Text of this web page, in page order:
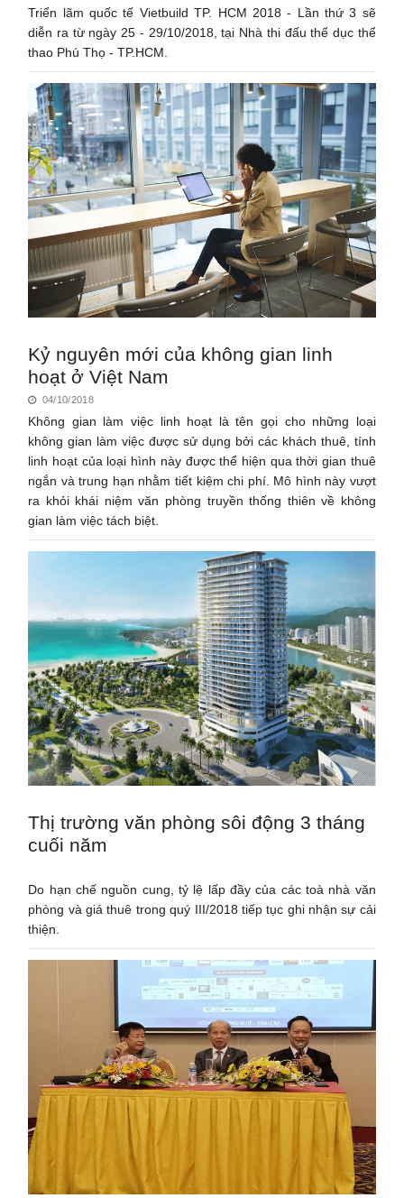
Triển lãm quốc tế Vietbuild TP. HCM 2018 - Lần thứ 3 sẽ
diễn ra từ ngày 25 - 29/10/2018, tại Nhà thi đấu thể dục thể
thao Phú Thọ - TP.HCM.
Kỷ nguyên mới của không gian linh
hoạt ở Việt Nam
04/10/2018
Không gian làm việc linh hoạt là tên gọi cho những loại
không gian làm việc được sử dụng bởi các khách thuê, tính
linh hoạt của loại hình này được thể hiện qua thời gian thuê
ngắn và trung hạn nhằm tiết kiệm chi phí. Mô hình này vượt
ra khỏi khái niệm văn phòng truyền thống thiên về không
gian làm việc tách biệt.
Thị trường văn phòng sôi động 3 tháng
cuối năm
Do hạn chế nguồn cung, tỷ lệ lấp đầy của các toà nhà văn
phòng và giá thuê trong quý III/2018 tiếp tục ghi nhận sự cải
thiện.